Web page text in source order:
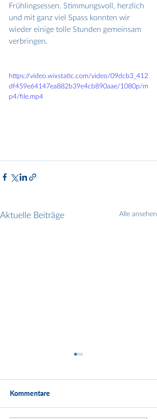
Frühlingsessen. Stimmungsvoll, herzlich
und mit ganz viel Spass konnten wir
wieder einige tolle Stunden gemeinsam
verbringen.
https://video.wixstatic.com/video/09dcb3_412
df459e64147ea882b39e4cb890aae/1080p/m
p4/file.mp4
Aktuelle Beiträge Alle ansehen
Kommentare